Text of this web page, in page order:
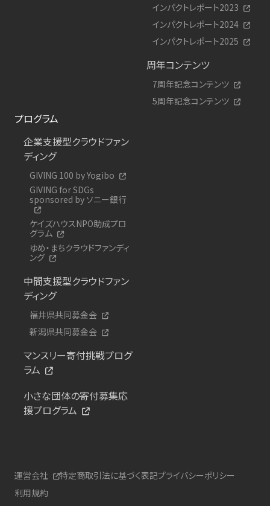
インパクトレポート2023
インパクトレポート2024
インパクトレポート2025
周年コンテンツ
7周年記念コンテンツ
5周年記念コンテンツ
プログラム
企業支援型クラウドファン
ディング
GIVING 100 by Yogibo
GIVING for SDGs
sponsored by ソニー銀行
ケイズハウスNPO助成プロ
グラム
ゆめ・まちクラウドファンディ
ング
中間支援型クラウドファン
ディング
福井県共同募金会
新潟県共同募金会
マンスリー寄付挑戦プログ
ラム
小さな団体の寄付募集応
援プログラム
運営会社 特定商取引法に基づく表記プライバシーポリシー
利用規約